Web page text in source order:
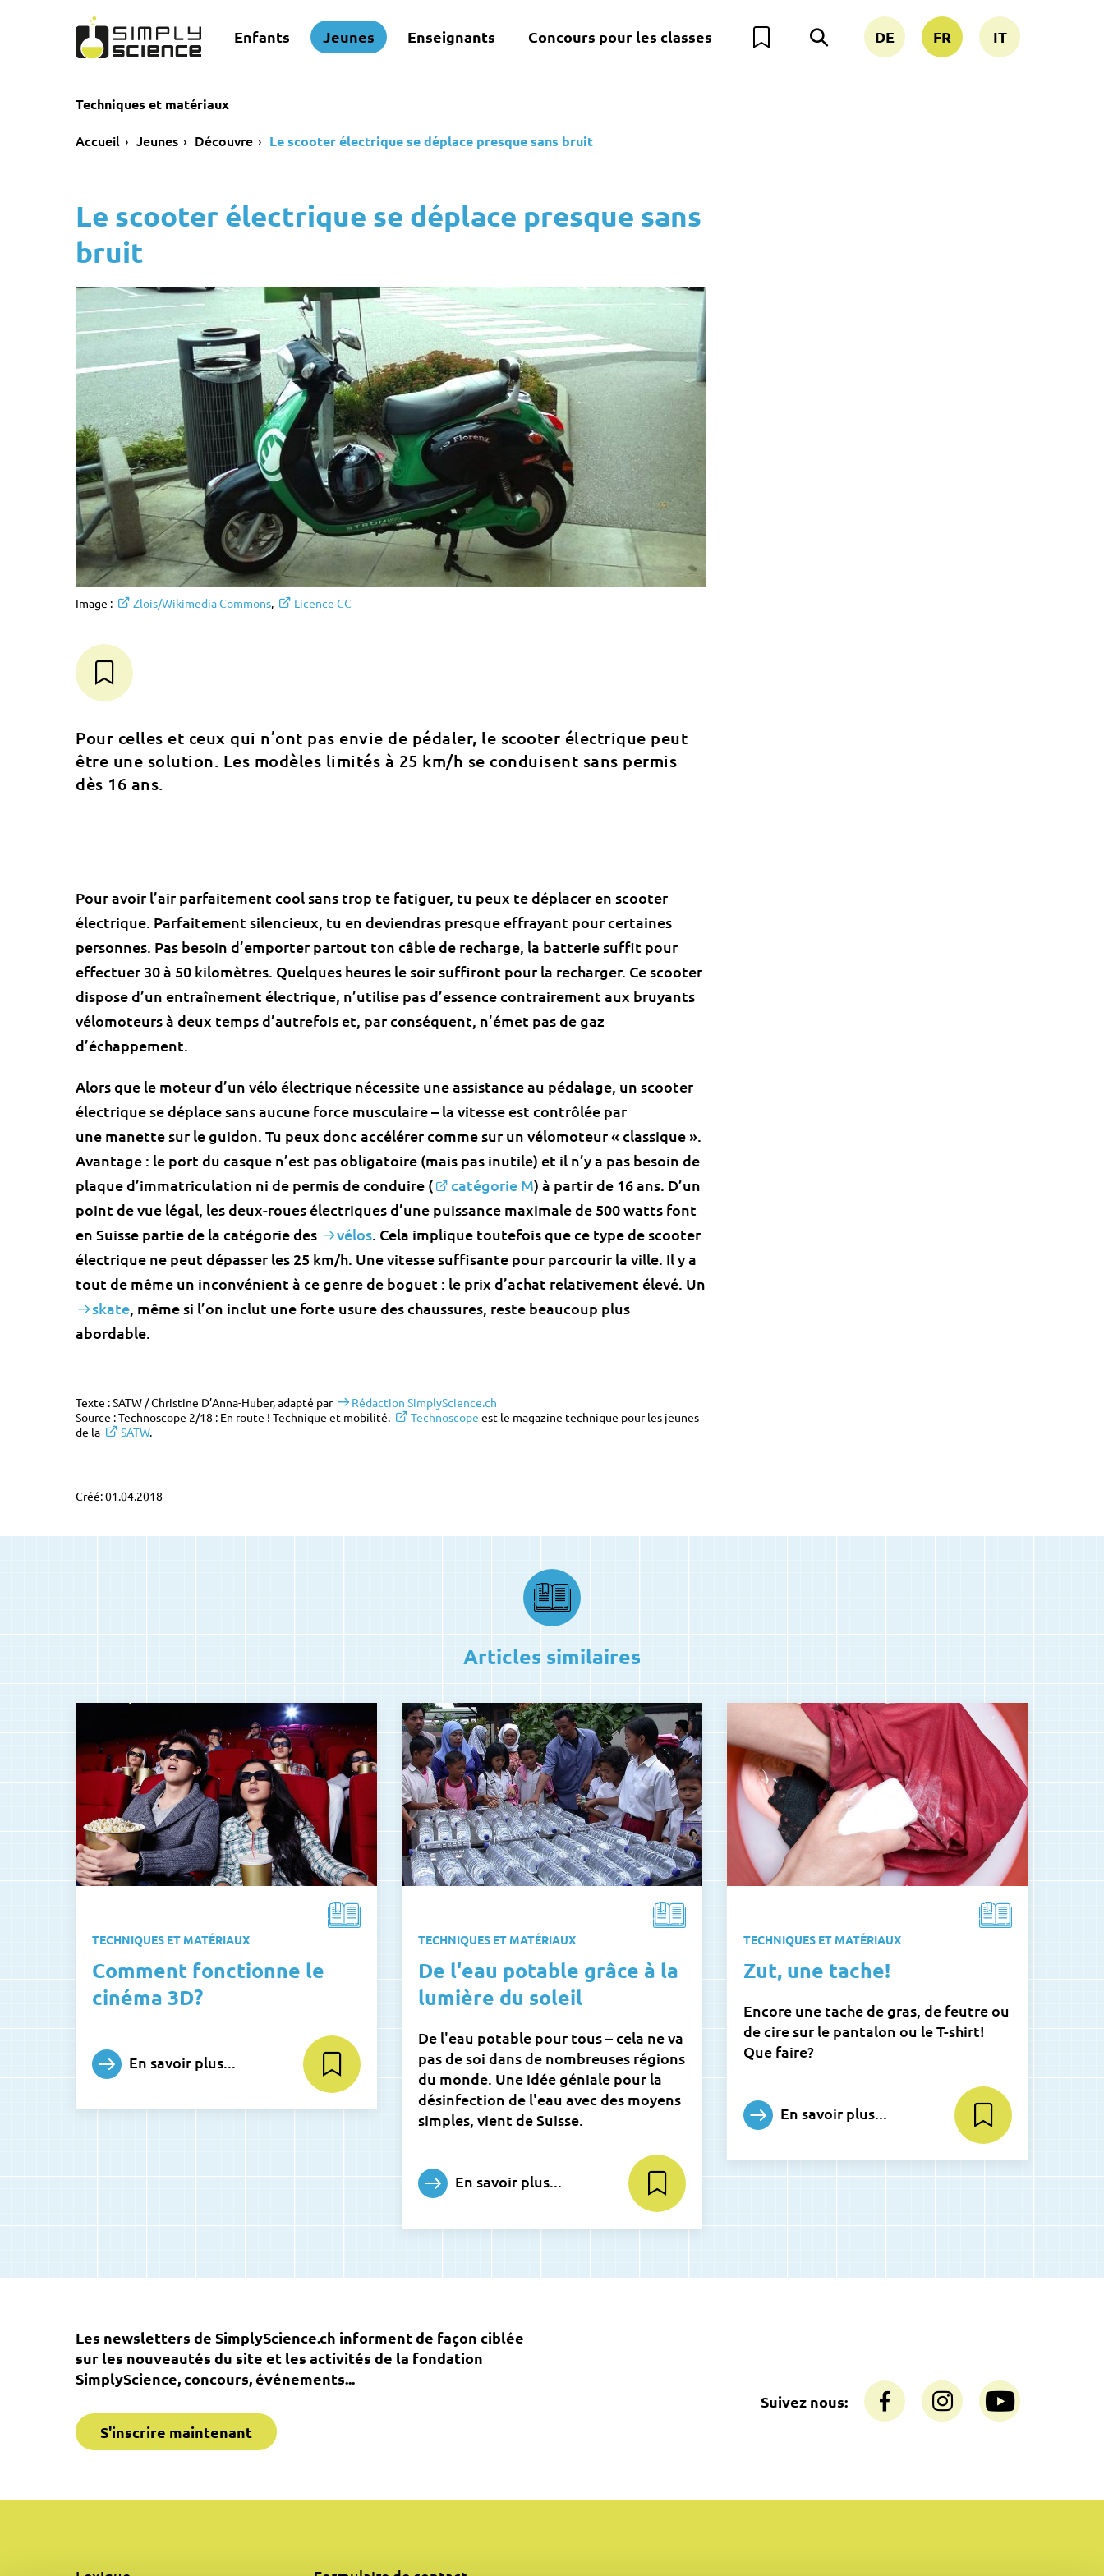
Enfants Jeunes Enseignants Concours pour les classes DE FR IT
Techniques et matériaux
Accueil Jeunes Découvre Le scooter électrique se déplace presque sans bruit
Le scooter électrique se déplace presque sans
bruit
Image : Zlois/Wikimedia Commons, Licence CC
Pour celles et ceux qui n’ont pas envie de pédaler, le scooter électrique peut
être une solution. Les modèles limités à 25 km/h se conduisent sans permis
dès 16 ans.
Pour avoir l’air parfaitement cool sans trop te fatiguer, tu peux te déplacer en scooter
électrique. Parfaitement silencieux, tu en deviendras presque effrayant pour certaines
personnes. Pas besoin d’emporter partout ton câble de recharge, la batterie suffit pour
effectuer 30 à 50 kilomètres. Quelques heures le soir suffiront pour la recharger. Ce scooter
dispose d’un entraînement électrique, n’utilise pas d’essence contrairement aux bruyants
vélomoteurs à deux temps d’autrefois et, par conséquent, n’émet pas de gaz
d’échappement.
Alors que le moteur d’un vélo électrique nécessite une assistance au pédalage, un scooter
électrique se déplace sans aucune force musculaire – la vitesse est contrôlée par
une manette sur le guidon. Tu peux donc accélérer comme sur un vélomoteur « classique ».
Avantage : le port du casque n’est pas obligatoire (mais pas inutile) et il n’y a pas besoin de
plaque d’immatriculation ni de permis de conduire (
catégorie M) à partir de 16 ans. D’un
point de vue légal, les deux-roues électriques d’une puissance maximale de 500 watts font
en Suisse partie de la catégorie des
vélos. Cela implique toutefois que ce type de scooter
électrique ne peut dépasser les 25 km/h. Une vitesse suffisante pour parcourir la ville. Il y a
tout de même un inconvénient à ce genre de boguet : le prix d’achat relativement élevé. Un
skate, même si l’on inclut une forte usure des chaussures, reste beaucoup plus
abordable.
Texte : SATW / Christine D’Anna-Huber, adapté par
Rédaction SimplyScience.ch
Source : Technoscope 2/18 : En route ! Technique et mobilité.
Technoscope est le magazine technique pour les jeunes
de la
SATW.
Créé: 01.04.2018
Articles similaires
TECHNIQUES ET MATÉRIAUX
Comment fonctionne le
cinéma 3D?
En savoir plus...
TECHNIQUES ET MATÉRIAUX
De l'eau potable grâce à la
lumière du soleil
De l'eau potable pour tous – cela ne va
pas de soi dans de nombreuses régions
du monde. Une idée géniale pour la
désinfection de l'eau avec des moyens
simples, vient de Suisse.
En savoir plus...
TECHNIQUES ET MATÉRIAUX
Zut, une tache!
Encore une tache de gras, de feutre ou
de cire sur le pantalon ou le T-shirt!
Que faire?
En savoir plus...
Les newsletters de SimplyScience.ch informent de façon ciblée
sur les nouveautés du site et les activités de la fondation
SimplyScience, concours, événements...
S'inscrire maintenant
Suivez nous: